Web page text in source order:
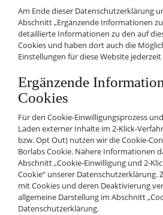
Am Ende dieser Datenschutzerklärung
Abschnitt „Ergänzende Informationen
detaillierte Informationen zu den auf
Cookies und haben dort auch die
Einstellungen für diese Website
Ergänzende
Cookies
Für den Cookie-Einwilligungsprozess
Laden externer Inhalte im 2-Klick-
bzw. Opt Out) nutzen wir die Cookie-
Borlabs Cookie. Nähere Informationen
Abschnitt „Cookie-Einwilligung und 2-
Cookie“ unserer Datenschutzerklärung.
mit Cookies und deren Deaktivierung
allgemeine Darstellung im Abschnitt
Datenschutzerklärung.